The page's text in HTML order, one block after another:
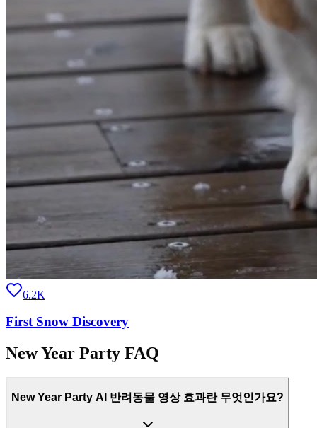
6.2K
First Snow Discovery
New Year Party FAQ
New Year Party AI 반려동물 영상 효과란 무엇인가요?